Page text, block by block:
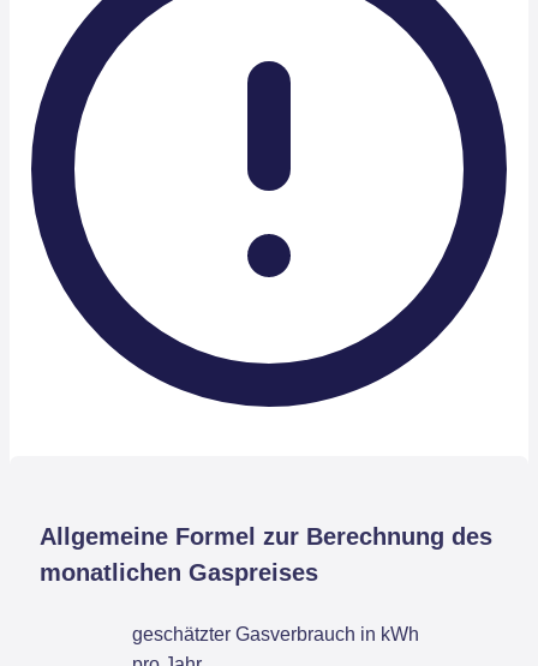
Allgemeine Formel zur Berechnung des
monatlichen Gaspreises
geschätzter Gasverbrauch in kWh